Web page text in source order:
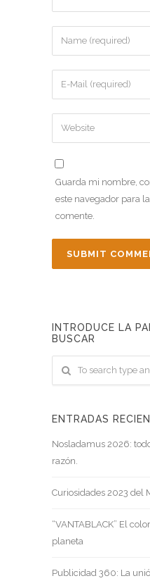
Guarda mi nombre,
este navegador para
comente.
INTRODUCE LA
BUSCAR
ENTRADAS
Nosladamus 2026:
razón.
Curiosidades 2023 del
“VANTABLACK” El
planeta
Publicidad 360: La